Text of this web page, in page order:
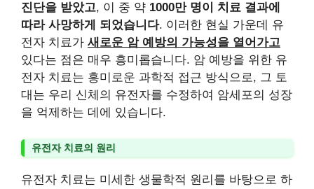
진단을 받았고, 이 중 약 1000만 명이 치료 결과에
따라 사망하게 되었습니다. 이러한 현실 가운데 유
전자 치료가 새로운 암 예방의 가능성을 열어가고
있다는 점은 매우 흥미롭습니다. 암 예방을 위한 유
전자 치료는 흥미로운 과학적 접근 방식으로, 그 토
대는 우리 신체의 유전자를 수정하여 암세포의 성장
을 억제하는 데에 있습니다.
유전자 치료의 원리
유전자 치료는 미세한 생물학적 원리를 바탕으로 하